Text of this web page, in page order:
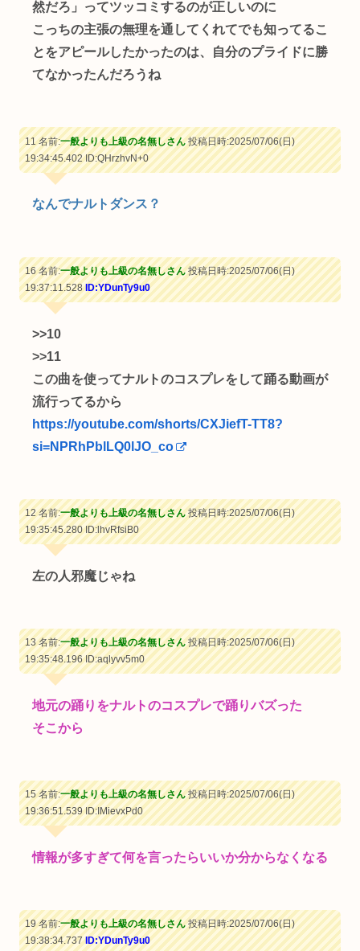
然だろ」ってツッコミするのが正しいのに
こっちの主張の無理を通してくれてでも知ってるこ
とをアピールしたかったのは、自分のプライドに勝
てなかったんだろうね
11 名前:一般よりも上級の名無しさん投稿日時:2025/07/06(日)
19:34:45.402ID:QHrzhvN+0
なんでナルトダンス？
16 名前:一般よりも上級の名無しさん投稿日時:2025/07/06(日)
19:37:11.528ID:YDunTy9u0
>>10
>>11
この曲を使ってナルトのコスプレをして踊る動画が
流行ってるから
https://youtube.com/shorts/CXJiefT-TT8?
si=NPRhPblLQ0lJO_co
12 名前:一般よりも上級の名無しさん投稿日時:2025/07/06(日)
19:35:45.280ID:lhvRfsiB0
左の人邪魔じゃね
13 名前:一般よりも上級の名無しさん投稿日時:2025/07/06(日)
19:35:48.196ID:aqlyvv5m0
地元の踊りをナルトのコスプレで踊りバズった
そこから
15 名前:一般よりも上級の名無しさん投稿日時:2025/07/06(日)
19:36:51.539ID:IMievxPd0
情報が多すぎて何を言ったらいいか分からなくなる
19 名前:一般よりも上級の名無しさん投稿日時:2025/07/06(日)
19:38:34.737ID:YDunTy9u0